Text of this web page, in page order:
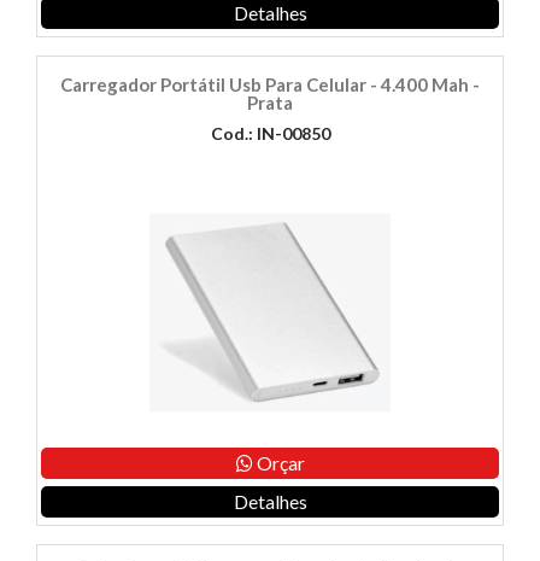
Detalhes
Carregador Portátil Usb Para Celular - 4.400 Mah -
Prata
Cod.: IN-00850
Orçar
Detalhes